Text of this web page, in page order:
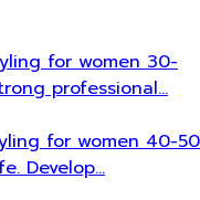
for women 30-
professional…
for women 40-50
Develop…